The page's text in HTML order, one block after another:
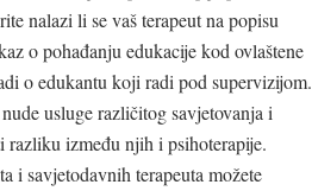
nalazi li se vaš terapeut na popisu
o pohađanju edukacije kod ovlaštene
o edukantu koji radi pod supervizijom.
usluge različitog savjetovanja i
razliku između njih i psihoterapije.
i savjetodavnih terapeuta možete